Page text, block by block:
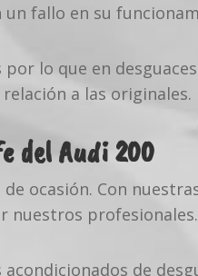
un fallo en su
lo que en
a las originales.
del Audi 200
ocasión. Con
nuestros profesionales.
de